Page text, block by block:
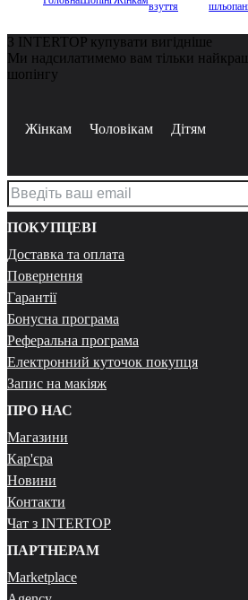
взуття
З INTERTOP купувати вигідніше
Ми надсилатимемо вам тільки
шопінгу
Жінкам Чоловікам Дітям
ПОКУПЦЕВІ
Доставка та оплата
Повернення
Гарантії
Бонусна програма
Реферальна програма
Електронний куточок покупця
Запис на макіяж
ПРО НАС
Магазини
Кар'єра
Новини
Контакти
Чат з INTERTOP
ПАРТНЕРАМ
Marketplace